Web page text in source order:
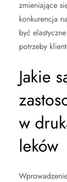
zmieniające
konkurencja
być
potrzeby
Jakie
w
leków